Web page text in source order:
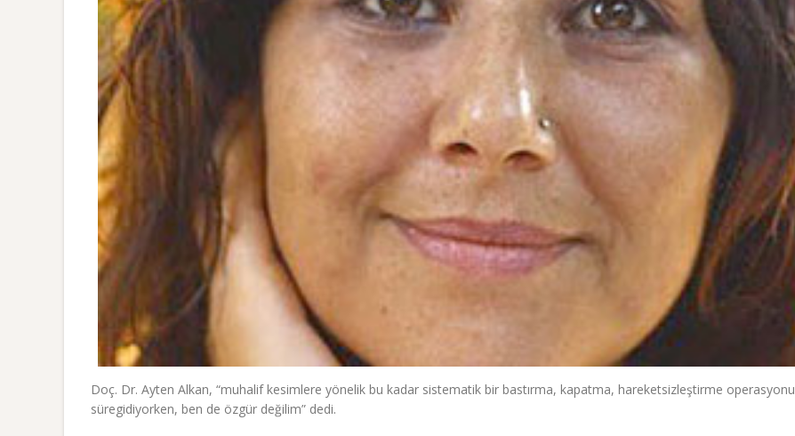
Doç. Dr. Ayten Alkan, “muhalif kesimlere yönelik bu kadar sistematik bir bastırma, kapatma, hareketsizleştirme operasyonu
süregidiyorken, ben de özgür değilim” dedi.